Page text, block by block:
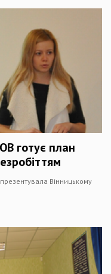
готує план
Вінницькому